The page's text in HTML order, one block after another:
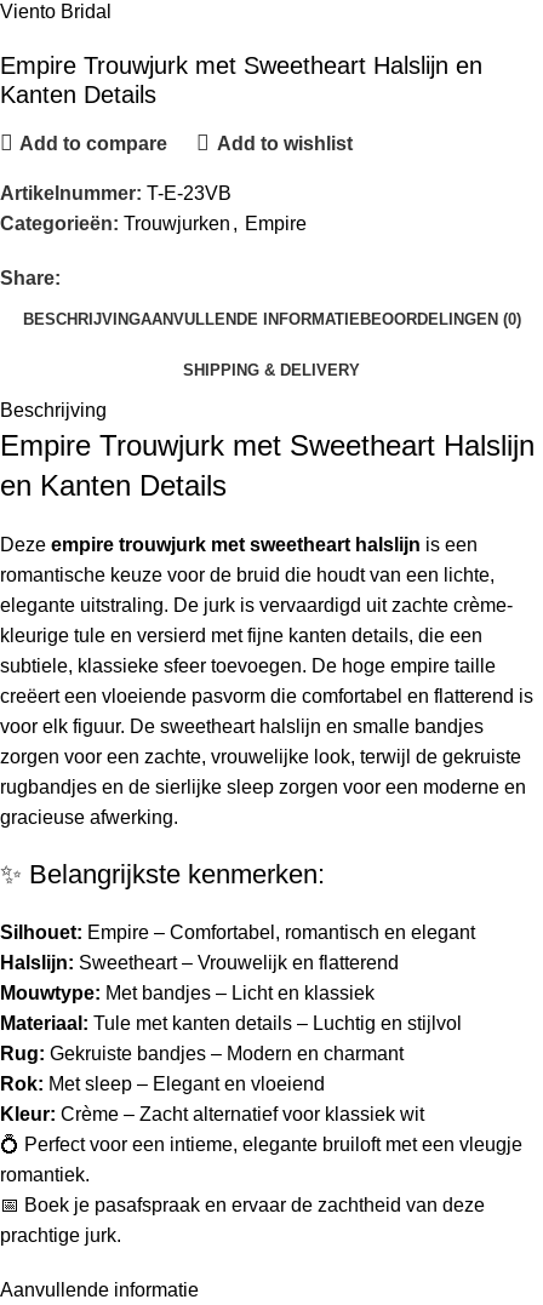
Viento Bridal
Empire Trouwjurk met Sweetheart Halslijn en
Kanten Details
Add to compare Add to wishlist
Artikelnummer: T-E-23VB
Categorieën: Trouwjurken , Empire
Share:
BESCHRIJVINGAANVULLENDE INFORMATIE BEOORDELINGEN (0)
SHIPPING & DELIVERY
Beschrijving
Empire Trouwjurk met Sweetheart Halslijn
en Kanten Details
Deze empire trouwjurk met sweetheart halslijn is een
romantische keuze voor de bruid die houdt van een lichte,
elegante uitstraling. De jurk is vervaardigd uit zachte crème-
kleurige tule en versierd met fijne kanten details, die een
subtiele, klassieke sfeer toevoegen. De hoge empire taille
creëert een vloeiende pasvorm die comfortabel en flatterend is
voor elk figuur. De sweetheart halslijn en smalle bandjes
zorgen voor een zachte, vrouwelijke look, terwijl de gekruiste
rugbandjes en de sierlijke sleep zorgen voor een moderne en
gracieuse afwerking.
✨ Belangrijkste kenmerken:
Silhouet: Empire – Comfortabel, romantisch en elegant
Halslijn: Sweetheart – Vrouwelijk en flatterend
Mouwtype: Met bandjes – Licht en klassiek
Materiaal: Tule met kanten details – Luchtig en stijlvol
Rug: Gekruiste bandjes – Modern en charmant
Rok: Met sleep – Elegant en vloeiend
Kleur: Crème – Zacht alternatief voor klassiek wit
💍 Perfect voor een intieme, elegante bruiloft met een vleugje
romantiek.
📅 Boek je pasafspraak en ervaar de zachtheid van deze
prachtige jurk.
Aanvullende informatie